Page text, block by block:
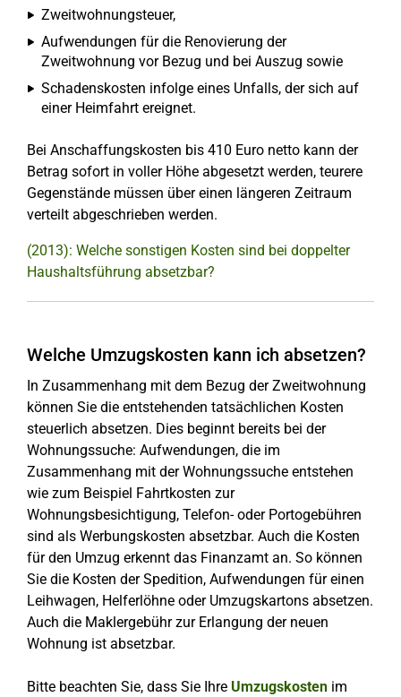
Zweitwohnungsteuer,
Aufwendungen für die Renovierung der
Zweitwohnung vor Bezug und bei Auszug sowie
Schadenskosten infolge eines Unfalls, der sich auf
einer Heimfahrt ereignet.
Bei Anschaffungskosten bis 410 Euro netto kann der
Betrag sofort in voller Höhe abgesetzt werden, teurere
Gegenstände müssen über einen längeren Zeitraum
verteilt abgeschrieben werden.
(2013): Welche sonstigen Kosten sind bei doppelter
Haushaltsführung absetzbar?
Welche Umzugskosten kann ich absetzen?
In Zusammenhang mit dem Bezug der Zweitwohnung
können Sie die entstehenden tatsächlichen Kosten
steuerlich absetzen. Dies beginnt bereits bei der
Wohnungssuche: Aufwendungen, die im
Zusammenhang mit der Wohnungssuche entstehen
wie zum Beispiel Fahrtkosten zur
Wohnungsbesichtigung, Telefon- oder Portogebühren
sind als Werbungskosten absetzbar. Auch die Kosten
für den Umzug erkennt das Finanzamt an. So können
Sie die Kosten der Spedition, Aufwendungen für einen
Leihwagen, Helferlöhne oder Umzugskartons absetzen.
Auch die Maklergebühr zur Erlangung der neuen
Wohnung ist absetzbar.
Bitte beachten Sie, dass Sie Ihre Umzugskosten im